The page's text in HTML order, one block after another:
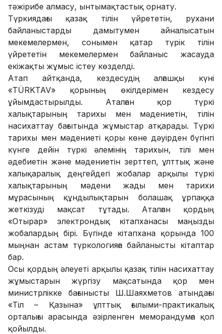
тәжірибе алмасу, ынтымақтастық орнату.
Түркиядағы қазақ тілін үйрететін, рухани
байланыстарды дамытумен айналысатын
мекемелермен, сонымен қатар түрік тілін
үйрететін мекемелермен байланыс жасауда
екіжақты жұмыс істеу көзделді.
Атап айтқанда, кездесудің алғашқы күні
«TÜRKTAV» қорының өкілдерімен кездесу
ұйымдастырылды. Аталған қор түркі
халықтарының тарихы мен мәдениетін, тілін
насихаттау бағытында жұмыстар атқарады. Түркі
тарихы мен мәдениеті қоры көне дәуірден бүгінгі
күнге дейін түркі әлемінің тарихын, тілі мен
әдебиетін және мәдениетін зерттеп, ұлттық және
халықаралық деңгейдегі жобалар арқылы түркі
халықтарының мәдени жады мен тарихи
мұрасының құндылықтарын болашақ ұрпаққа
жеткізуді мақсат тұтады. Аталған қордың
«Отырар» электрондық кітапханасы маңызды
жобалардың бірі. Бүгінде кітапхана қорында 100
мыңнан астам түркологияға байланысты кітаптар
бар.
Осы қордың әлеуеті арқылы қазақ тілін насихаттау
жұмыстарын жүргізу мақсатында қор мен
министрлікке бағынысты Ш.Шаяхметов атындағы
«Тіл – Қазына» ұлттық ғылыми-практикалық
орталығы арасында әзірленген меморандумға қол
қойылды.